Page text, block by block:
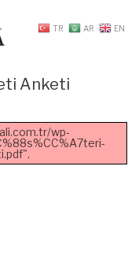
TR AR EN
Anketi
wp-